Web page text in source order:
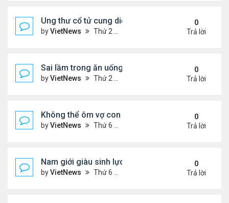
Ung thư cổ tử cung diễn tiến âm thầm
byVietNews Thứ 2 Tháng 8 15, 2022 3:48 pm
0
Trả lời
Sai lầm trong ăn uống gây suy giảm sinh lý ở nam
byVietNews Thứ 2 Tháng 8 15, 2022 2:40 pm
0
Trả lời
Không thể ôm vợ con vì căn bệnh quái ác
byVietNews Thứ 6 Tháng 8 12, 2022 4:34 pm
0
Trả lời
Nam giới giàu sinh lực nhất vào thời điểm nào
byVietNews Thứ 6 Tháng 8 12, 2022 3:08 pm
0
Trả lời